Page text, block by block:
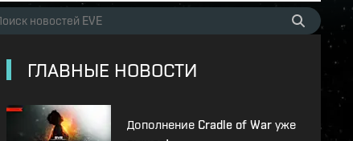
ГЛАВНЫЕ НОВОСТИ
Дополнение Cradle of War уже